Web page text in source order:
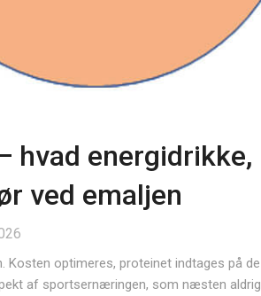
energidrikke,
ved emaljen
Kosten optimeres, proteinet indtages på de
af sportsernæringen, som næsten aldrig